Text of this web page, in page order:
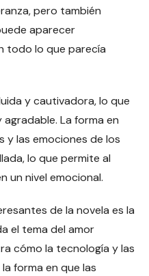
pero también
aparecer
todo lo que parecía
y cautivadora, lo que
La forma en
y las emociones de los
lo que permite al
un nivel emocional.
de la novela es la
el tema del amor
cómo la tecnología y las
forma en que las